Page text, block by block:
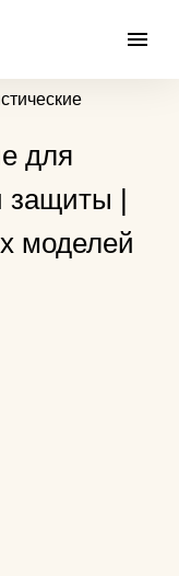
для
защиты |
моделей